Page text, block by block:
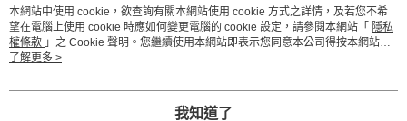
熱門標籤
本網站中使用 cookie，欲查詢有關本網站使用 cookie 方式之詳情，及若您不希
望在電腦上使用 cookie 時應如何變更電腦的 cookie 設定，請參閱本網站「 隱私
權條款 」之 Cookie 聲明。您繼續使用本網站即表示您同意本公司得按本網站使
用條款之 Cookie 聲明使用 cookie。
了解更多 >
我知道了